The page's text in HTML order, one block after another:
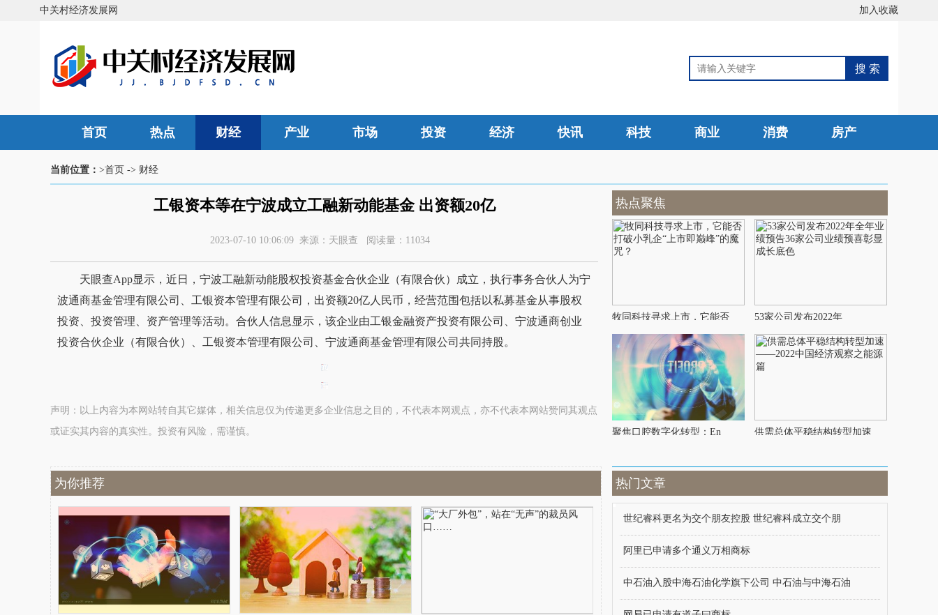
中关村经济发展网 加入收藏
首页 热点 财经 产业 市场 投资 经济 快讯 科技 商业 消费 房产
当前位置： >首页 -> 财经
工银资本等在宁波成立工融新动能基金 出资额20亿
2023-07-10 10:06:09 来源：天眼查 阅读量：11034
天眼查App显示，近日，宁波工融新动能股权投资基金合伙企业（有限合伙）成立，执行事务合伙人为宁
波通商基金管理有限公司、工银资本管理有限公司，出资额20亿人民币，经营范围包括以私募基金从事股权
投资、投资管理、资产管理等活动。合伙人信息显示，该企业由工银金融资产投资有限公司、宁波通商创业
投资合伙企业（有限合伙）、工银资本管理有限公司、宁波通商基金管理有限公司共同持股。
声明：以上内容为本网站转自其它媒体，相关信息仅为传递更多企业信息之目的，不代表本网观点，亦不代表本网站赞同其观点
或证实其内容的真实性。投资有风险，需谨慎。
为你推荐
热点聚焦
牧同科技寻求上市，它能否 53家公司发布2022年
聚焦口腔数字化转型：En 供需总体平稳结构转型加速
热门文章
世纪睿科更名为交个朋友控股 世纪睿科成立交个朋
阿里已申请多个通义万相商标
中石油入股中海石油化学旗下公司 中石油与中海石油